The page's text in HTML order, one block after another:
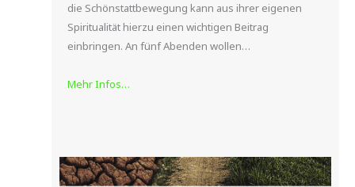
die Schönstattbewegung kann aus ihrer eigenen
Spiritualität hierzu einen wichtigen Beitrag
einbringen. An fünf Abenden wollen…
Mehr Infos…